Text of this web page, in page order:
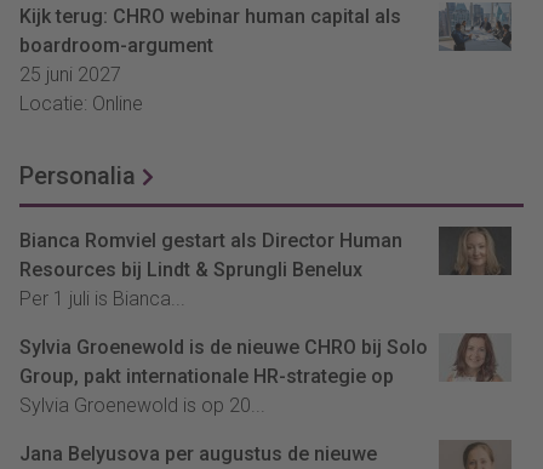
Kijk terug: CHRO webinar human capital als
boardroom-argument
25 juni 2027
Locatie: Online
Personalia
Bianca Romviel gestart als Director Human
Resources bij Lindt & Sprungli Benelux
Per 1 juli is Bianca...
Sylvia Groenewold is de nieuwe CHRO bij Solo
Group, pakt internationale HR-strategie op
Sylvia Groenewold is op 20...
Jana Belyusova per augustus de nieuwe